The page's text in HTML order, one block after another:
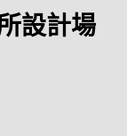
設計場